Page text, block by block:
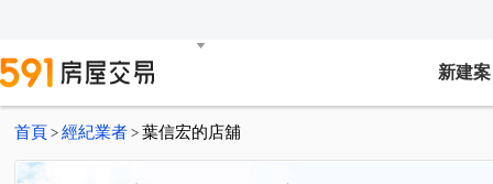
新建案
首頁 > 經紀業者 > 葉信宏的店舖